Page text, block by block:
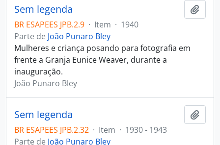
Sem legenda
BR ESAPEES JPB.2.9 · Item · 1940
Parte de João Punaro Bley
Mulheres e criança posando para fotografia em
frente a Granja Eunice Weaver, durante a
inauguração.
João Punaro Bley
Sem legenda
BR ESAPEES JPB.2.32 · Item · 1930 - 1943
Parte de João Punaro Bley